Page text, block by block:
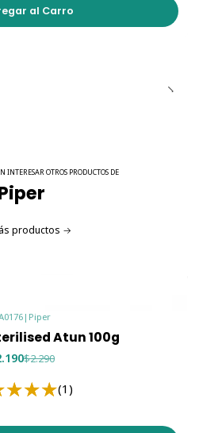
al Carro
OTROS PRODUCTOS DE
productos
| Piper
Atun 100g
$2.290
(1)